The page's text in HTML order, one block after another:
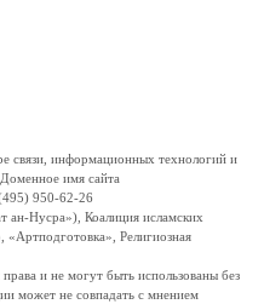
связи, информационных технологий и
имя сайта
950-62-26
Нусра»), Коалиция исламских
Религиозная
и не могут быть использованы без
может не совпадать с мнением